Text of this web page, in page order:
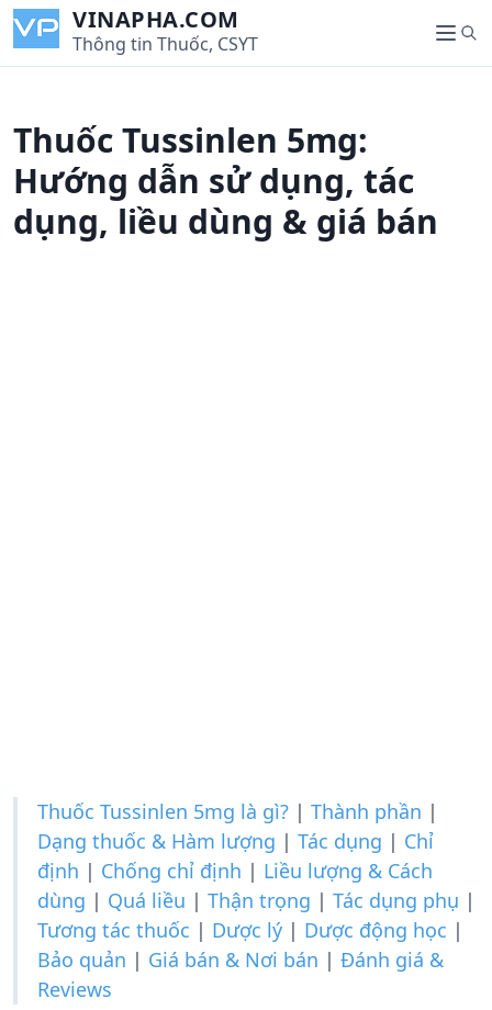
i
VINAPHA.COM
Thông tin Thuốc, CSYT
M
e
S
e
Thuốc Tussinlen 5mg:
Hướng dẫn sử dụng, tác
dụng, liều dùng & giá bán
Thuốc Tussinlen 5mg là gì? | Thành phần |
Dạng thuốc & Hàm lượng | Tác dụng | Chỉ
định | Chống chỉ định | Liều lượng & Cách
dùng | Quá liều | Thận trọng | Tác dụng phụ |
Tương tác thuốc | Dược lý | Dược động học |
Bảo quản | Giá bán & Nơi bán | Đánh giá &
Reviews